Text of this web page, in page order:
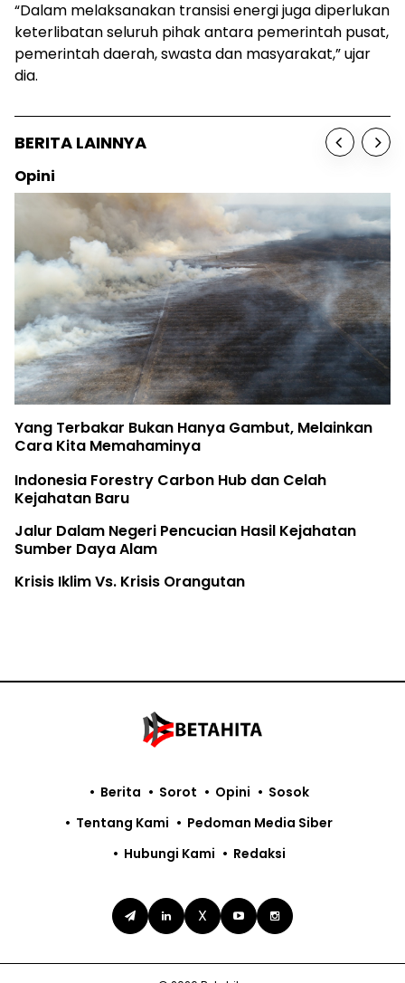
“Dalam melaksanakan transisi energi juga diperlukan
keterlibatan seluruh pihak antara pemerintah pusat,
pemerintah daerah, swasta dan masyarakat,” ujar
dia.
BERITA LAINNYA
Opini
Yang Terbakar Bukan Hanya Gambut, Melainkan
Cara Kita Memahaminya
Indonesia Forestry Carbon Hub dan Celah
Kejahatan Baru
Jalur Dalam Negeri Pencucian Hasil Kejahatan
Sumber Daya Alam
Krisis Iklim Vs. Krisis Orangutan
X
Berita Sorot Opini
Sosok
Tentang Kami
Pedoman Media Siber
Hubungi Kami
Redaksi